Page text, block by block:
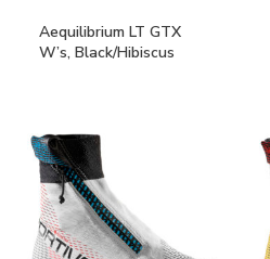
Aequilibrium LT GTX
W’s, Black/Hibiscus